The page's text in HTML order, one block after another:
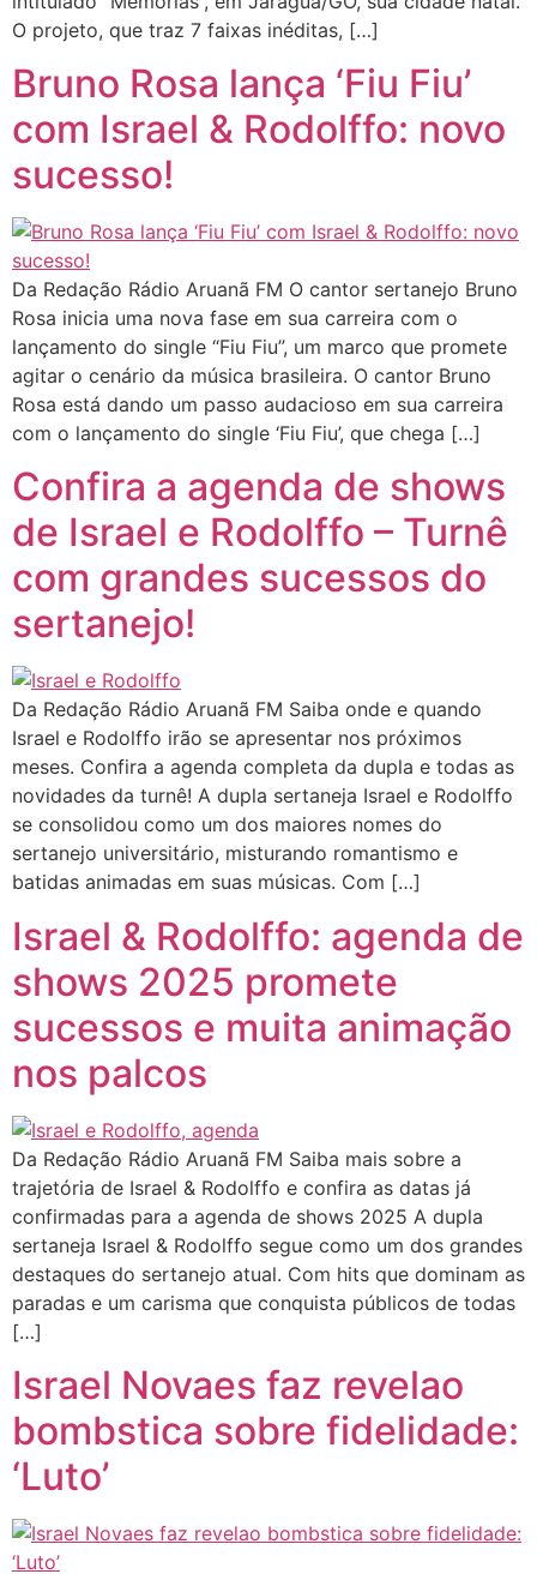
O projeto, que traz 7 faixas inéditas, […]
Bruno Rosa lança ‘Fiu Fiu’
com Israel & Rodolffo: novo
sucesso!
Da Redação Rádio Aruanã FM O cantor sertanejo Bruno
Rosa inicia uma nova fase em sua carreira com o
lançamento do single “Fiu Fiu”, um marco que promete
agitar o cenário da música brasileira. O cantor Bruno
Rosa está dando um passo audacioso em sua carreira
com o lançamento do single ‘Fiu Fiu’, que chega […]
Confira a agenda de shows
de Israel e Rodolffo – Turnê
com grandes sucessos do
sertanejo!
Da Redação Rádio Aruanã FM Saiba onde e quando
Israel e Rodolffo irão se apresentar nos próximos
meses. Confira a agenda completa da dupla e todas as
novidades da turnê! A dupla sertaneja Israel e Rodolffo
se consolidou como um dos maiores nomes do
sertanejo universitário, misturando romantismo e
batidas animadas em suas músicas. Com […]
Israel & Rodolffo: agenda de
shows 2025 promete
sucessos e muita animação
nos palcos
Da Redação Rádio Aruanã FM Saiba mais sobre a
trajetória de Israel & Rodolffo e confira as datas já
confirmadas para a agenda de shows 2025 A dupla
sertaneja Israel & Rodolffo segue como um dos grandes
destaques do sertanejo atual. Com hits que dominam as
paradas e um carisma que conquista públicos de todas
[…]
Israel Novaes faz revelao
bombstica sobre fidelidade:
‘Luto’